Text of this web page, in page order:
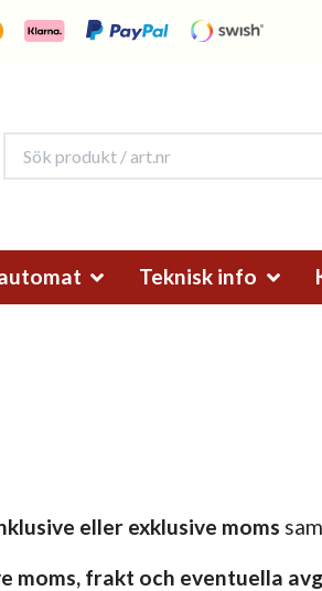
Teknisk info
eller exklusive moms
moms, frakt och eventuella